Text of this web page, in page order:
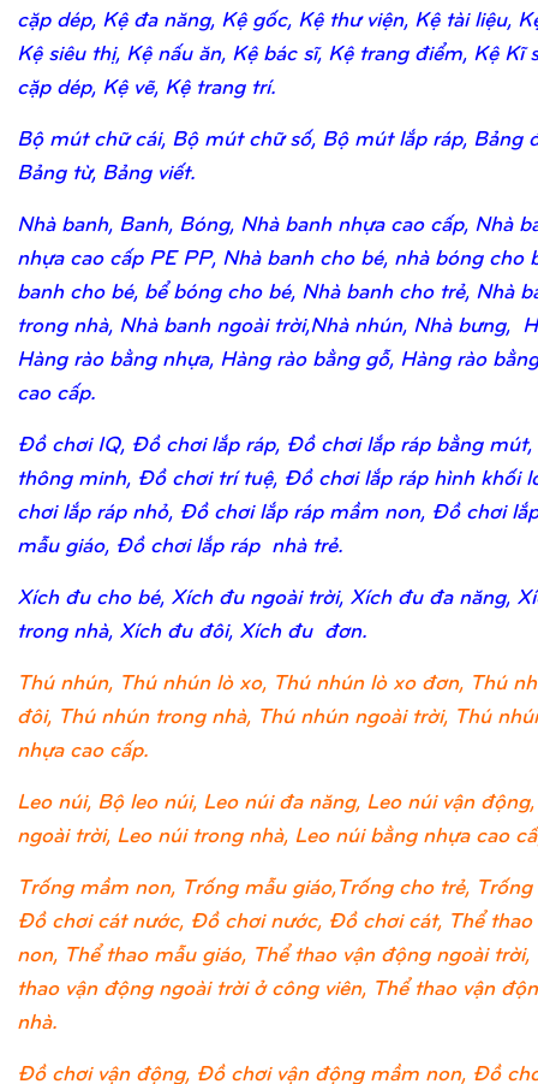
cặp dép, Kệ đa năng, Kệ gốc, Kệ thư viện, Kệ tài liệu,
Kệ siêu thị, Kệ nấu ăn, Kệ bác sĩ, Kệ trang điểm, Kệ Kĩ
cặp dép, Kệ vẽ, Kệ trang trí.
Bộ mút chữ cái, Bộ mút chữ số, Bộ mút lắp ráp, Bảng
Bảng từ, Bảng viết.
Nhà banh, Banh, Bóng, Nhà banh nhựa cao cấp, Nhà
nhựa cao cấp PE PP, Nhà banh cho bé, nhà bóng cho
banh cho bé, bể bóng cho bé, Nhà banh cho trẻ, Nhà
trong nhà, Nhà banh ngoài trời,Nhà nhún, Nhà bưng,
Hàng rào bằng nhựa, Hàng rào bằng gỗ, Hàng rào
cao cấp.
Đồ chơi IQ, Đồ chơi lắp ráp, Đồ chơi lắp ráp bằng
thông minh, Đồ chơi trí tuệ, Đồ chơi lắp ráp hình khối
chơi lắp ráp nhỏ, Đồ chơi lắp ráp mầm non, Đồ chơi
mẫu giáo, Đồ chơi lắp ráp nhà trẻ.
Xích đu cho bé, Xích đu ngoài trời, Xích đu đa năng,
trong nhà, Xích đu đôi, Xích đu đơn.
Thú nhún, Thú nhún lò xo, Thú nhún lò xo đơn, Thú
đôi, Thú nhún trong nhà, Thú nhún ngoài trời, Thú
nhựa cao cấp.
Leo núi, Bộ leo núi, Leo núi đa năng, Leo núi vận
ngoài trời, Leo núi trong nhà, Leo núi bằng nhựa cao
Trống mầm non, Trống mẫu giáo,Trống cho trẻ, Trống
Đồ chơi cát nước, Đồ chơi nước, Đồ chơi cát, Thể
non, Thể thao mẫu giáo, Thể thao vận động ngoài trời,
thao vận động ngoài trời ở công viên, Thể thao vận
nhà.
Đồ chơi vận động, Đồ chơi vận động mầm non, Đồ